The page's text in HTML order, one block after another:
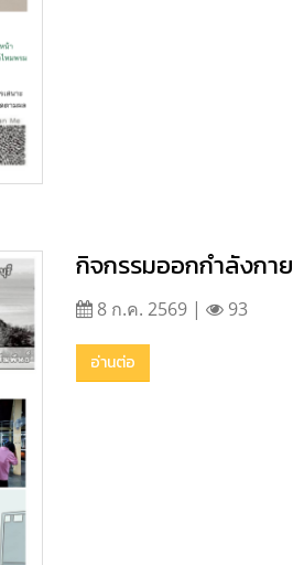
กิจกรรมออกกำลังกาย
8 ก.ค. 2569 | 93
อ่านต่อ